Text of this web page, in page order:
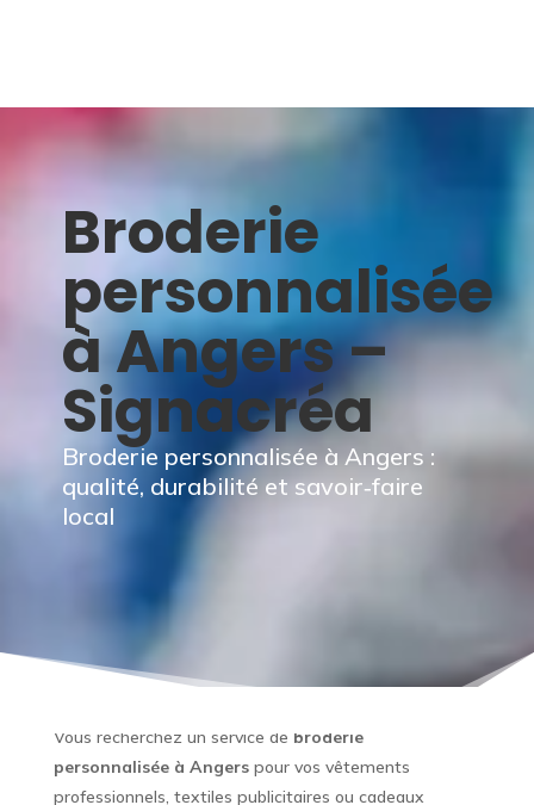
Broderie
personnalisée
à Angers –
Signacréa
Broderie personnalisée à Angers :
qualité, durabilité et savoir‑faire
local
Vous recherchez un service de broderie
personnalisée à Angerspour vos vêtements
professionnels, textiles publicitaires ou cadeaux